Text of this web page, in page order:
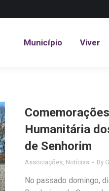
Município Viver
Humanitária
de Senhorim
Associações, Notícias By
No passado domingo,
Município Viver